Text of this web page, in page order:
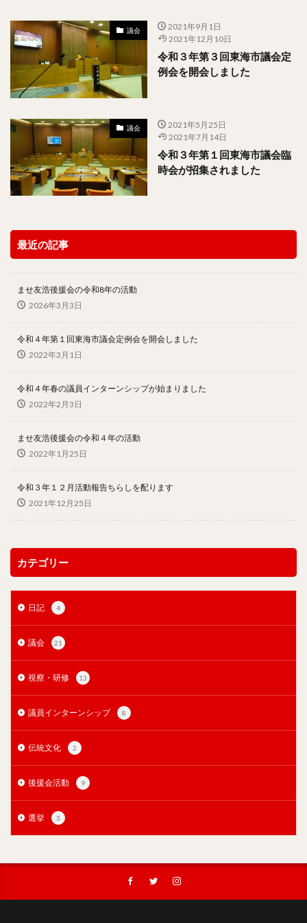
議会
2021年9月1日
2021年12月10日
令和３年第３回東海市議会定
例会を開会しました
議会
2021年5月25日
2021年7月14日
令和３年第１回東海市議会臨
時会が招集されました
最近の記事
ませ友浩後援会の令和8年の活動
2026年3月3日
令和４年第１回東海市議会定例会を開会しました
2022年3月1日
令和４年春の議員インターンシップが始まりました
2022年2月3日
ませ友浩後援会の令和４年の活動
2022年1月25日
令和３年１２月活動報告ちらしを配ります
2021年12月25日
カテゴリー
日記 4
議会 21
視察・研修 13
議員インターンシップ 8
伝統文化 2
後援会活動 9
選挙 3